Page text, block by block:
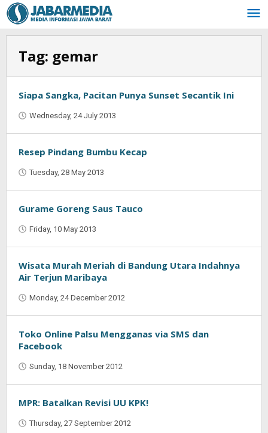
Skip
to
content
Tag: gemar
Siapa Sangka, Pacitan Punya Sunset Secantik Ini
Wednesday, 24 July 2013
Resep Pindang Bumbu Kecap
Tuesday, 28 May 2013
Gurame Goreng Saus Tauco
Friday, 10 May 2013
Wisata Murah Meriah di Bandung Utara Indahnya
Air Terjun Maribaya
Monday, 24 December 2012
Toko Online Palsu Mengganas via SMS dan
Facebook
Sunday, 18 November 2012
MPR: Batalkan Revisi UU KPK!
Thursday, 27 September 2012